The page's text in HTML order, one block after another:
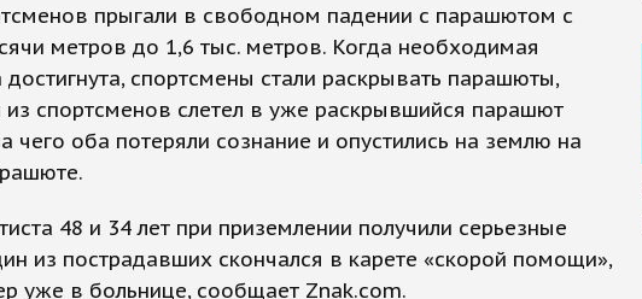
прыгали в свободном падении с парашютом с
метров до 1,6 тыс. метров. Когда необходимая
спортсмены стали раскрывать парашюты,
спортсменов слетел в уже раскрывшийся парашют
чего оба потеряли сознание и опустились на землю на
48 и 34 лет при приземлении получили серьезные
из пострадавших скончался в карете «скорой помощи»,
уже в больнице, сообщает Znak.com.